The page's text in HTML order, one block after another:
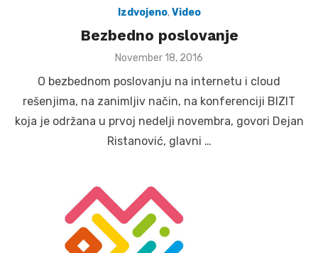
Izdvojeno,Video
Bezbedno poslovanje
Posted
November 18, 2016
O bezbednom poslovanju na internetu i cloud
rešenjima, na zanimljiv način, na konferenciji BIZIT
koja je održana u prvoj nedelji novembra, govori Dejan
Ristanović, glavni …